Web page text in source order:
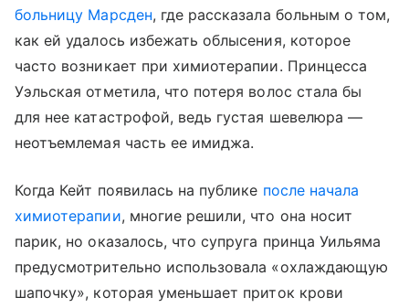
больницу Марсден, где рассказала больным о том,
как ей удалось избежать облысения, которое
часто возникает при химиотерапии. Принцесса
Уэльская отметила, что потеря волос стала бы
для нее катастрофой, ведь густая шевелюра —
неотъемлемая часть ее имиджа.
Когда Кейт появилась на публике после начала
химиотерапии, многие решили, что она носит
парик, но оказалось, что супруга принца Уильяма
предусмотрительно использовала «охлаждающую
шапочку», которая уменьшает приток крови